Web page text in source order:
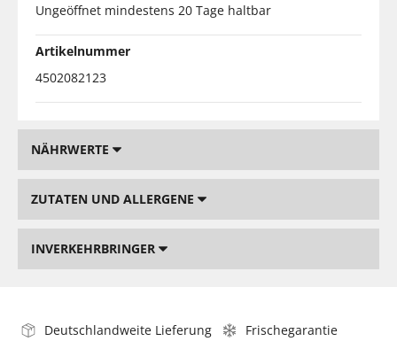
Ungeöffnet mindestens 20 Tage haltbar
Artikelnummer
4502082123
NÄHRWERTE
ZUTATEN UND ALLERGENE
INVERKEHRBRINGER
Deutschlandweite Lieferung
Frischegarantie